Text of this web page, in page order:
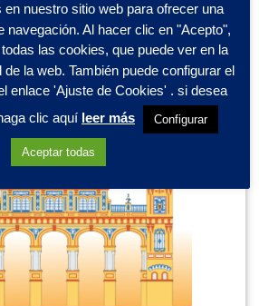
nuestro sitio web para ofrecer una
navegación. Al hacer clic en "Acepto",
las cookies, que puede ver en la
la web. También puede configurar el
enlace 'Ajuste de Cookies' . si desea
clic aquí leer más Configurar
Aceptar todas